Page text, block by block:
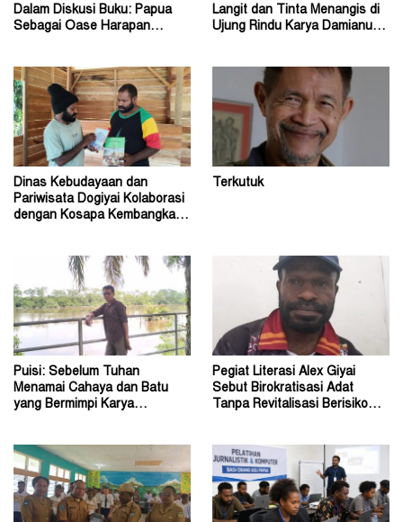
Dalam Diskusi Buku: Papua
Sebagai Oase Harapan
Langit dan Tinta Menangis di
Ujung Rindu Karya Damianus
Dinas Kebudayaan dan
Pariwisata Dogiyai Kolaborasi
dengan Kosapa Kembangkan
Terkutuk
Puisi: Sebelum Tuhan
Menamai Cahaya dan Batu
yang Bermimpi Karya
Pegiat Literasi Alex Giyai
Sebut Birokratisasi Adat
Tanpa Revitalisasi Berisiko